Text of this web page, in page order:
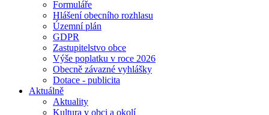
Formuláře
Hlášení obecního rozhlasu
Územní plán
GDPR
Zastupitelstvo obce
Výše poplatku v roce 2026
Obecně závazné vyhlášky
Dotace - publicita
Aktuálně
Aktuality
Kultura v obci a okolí